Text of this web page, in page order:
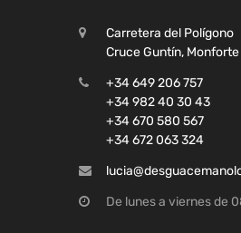
+34 982 40 30 43
+34 670 580 567
De lunes a viernes de
NUESTRAS REDES